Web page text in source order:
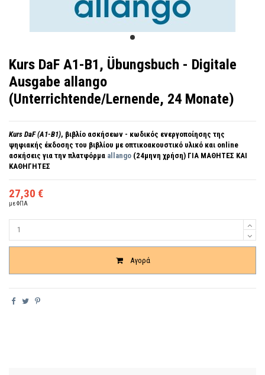
Kurs DaF A1-B1, Übungsbuch - Digitale
Ausgabe allango
(Unterrichtende/Lernende, 24 Monate)
Kurs DaF (A1-B1), βιβλίο ασκήσεων - κωδικός ενεργοποίησης της
ψηφιακής έκδοσης του βιβλίου με οπτικοακουστικό υλικό και online
ασκήσεις για την πλατφόρμα allango (24μηνη χρήση) ΓΙΑ ΜΑΘΗΤΕΣ ΚΑΙ
ΚΑΘΗΓΗΤΕΣ
27,30 €
με ΦΠΑ
Αγορά